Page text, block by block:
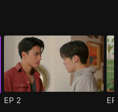
EP 2